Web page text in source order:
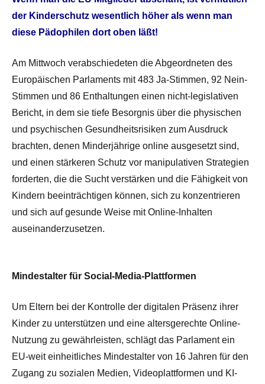
der Kinderschutz wesentlich höher als wenn man
diese Pädophilen dort oben läßt!
Am Mittwoch verabschiedeten die Abgeordneten des
Europäischen Parlaments mit 483 Ja-Stimmen, 92 Nein-
Stimmen und 86 Enthaltungen einen nicht-legislativen
Bericht, in dem sie tiefe Besorgnis über die physischen
und psychischen Gesundheitsrisiken zum Ausdruck
brachten, denen Minderjährige online ausgesetzt sind,
und einen stärkeren Schutz vor manipulativen Strategien
forderten, die die Sucht verstärken und die Fähigkeit von
Kindern beeinträchtigen können, sich zu konzentrieren
und sich auf gesunde Weise mit Online-Inhalten
auseinanderzusetzen.
Mindestalter für Social-Media-Plattformen
Um Eltern bei der Kontrolle der digitalen Präsenz ihrer
Kinder zu unterstützen und eine altersgerechte Online-
Nutzung zu gewährleisten, schlägt das Parlament ein
EU-weit einheitliches Mindestalter von 16 Jahren für den
Zugang zu sozialen Medien, Videoplattformen und KI-